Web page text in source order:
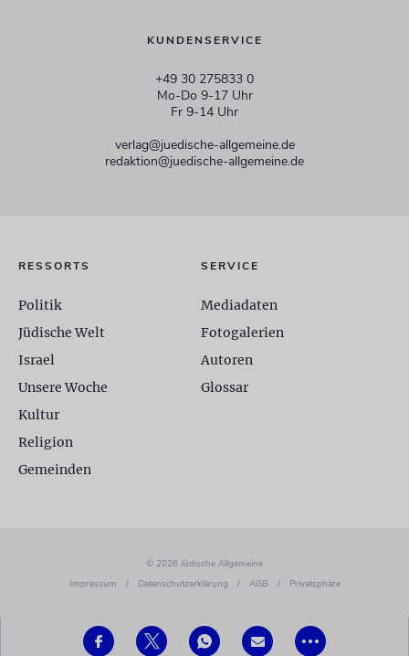
•••
KUNDENSERVICE
+49 30 275833 0
Mo-Do 9-17 Uhr
Fr 9-14 Uhr
verlag@juedische-allgemeine.de
redaktion@juedische-allgemeine.de
RESSORTS
Politik
Jüdische Welt
Israel
Unsere Woche
Kultur
Religion
Gemeinden
SERVICE
Mediadaten
Fotogalerien
Autoren
Glossar
© 2026 Jüdische Allgemeine
Impressum
/ Datenschutzerklärung / AGB / Privatsphäre